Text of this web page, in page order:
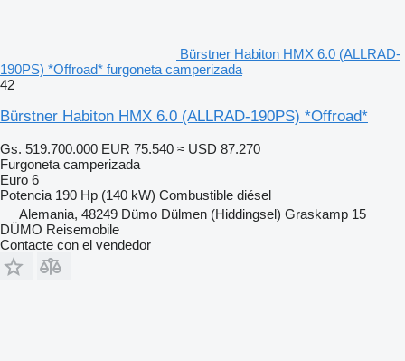
Bürstner Habiton HMX 6.0 (ALLRAD-
190PS) *Offroad* furgoneta camperizada
42
Bürstner Habiton HMX 6.0 (ALLRAD-190PS) *Offroad*
Gs. 519.700.000 EUR 75.540 ≈ USD 87.270
Furgoneta camperizada
Euro 6
Potencia 190 Hp (140 kW) Combustible diésel
Alemania, 48249 Dümo Dülmen (Hiddingsel) Graskamp 15
DÜMO Reisemobile
Contacte con el vendedor